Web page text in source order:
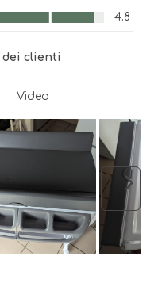
4.8
dei clienti